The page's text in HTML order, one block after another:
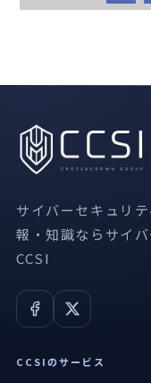
サイバーセキュリ
報・知識ならサイ
CCSI
CCSIのサービス